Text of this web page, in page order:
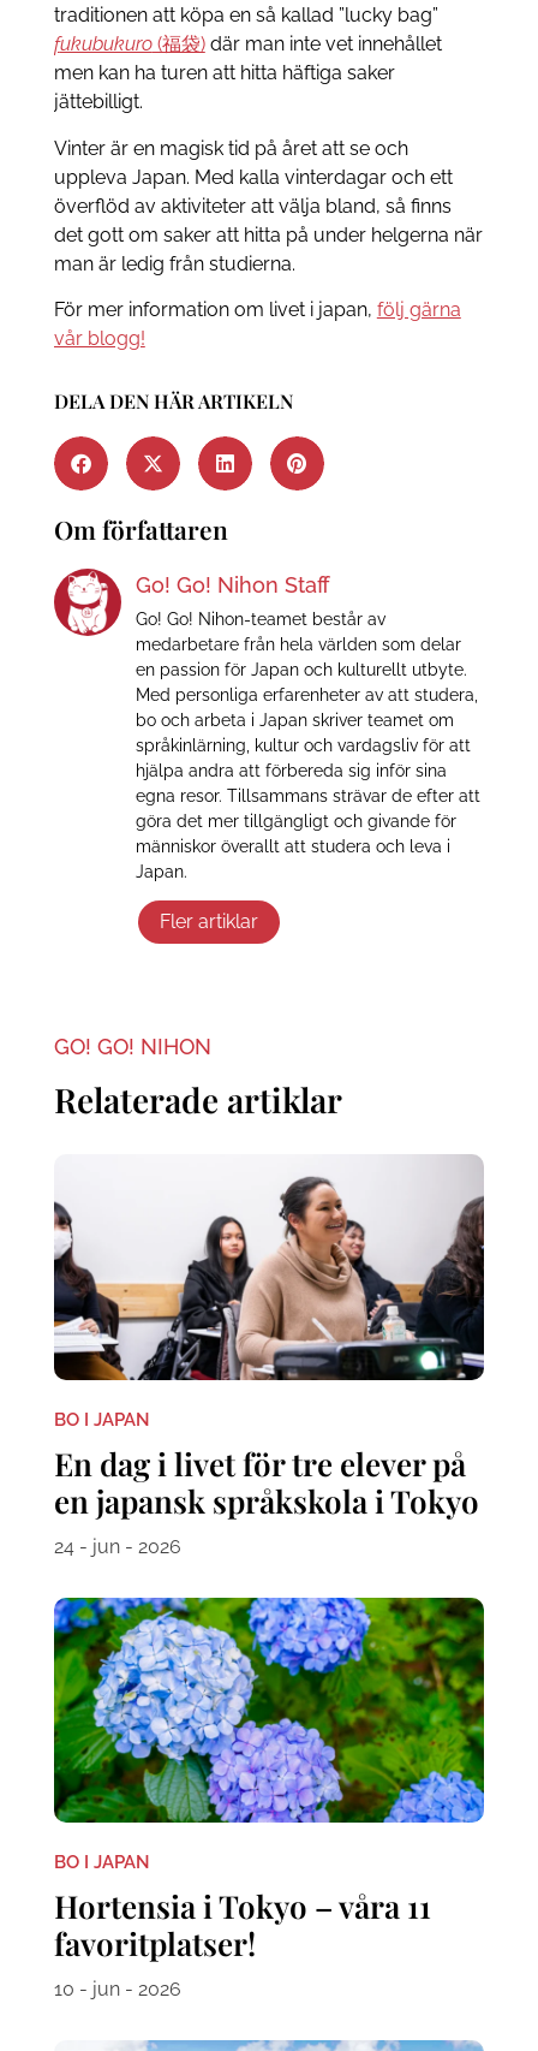
traditionen att köpa en så kallad ”lucky bag”
fukubukuro(福袋)där man inte vet innehållet
men kan ha turen att hitta häftiga saker
jättebilligt.
Vinter är en magisk tid på året att se och
uppleva Japan. Med kalla vinterdagar och ett
överflöd av aktiviteter att välja bland, så finns
det gott om saker att hitta på under helgerna när
man är ledig från studierna.
För mer information om livet i japan, följ gärna
vår blogg!
DELA DEN HÄR ARTIKELN
Om författaren
Go! Go! Nihon Staff
Go! Go! Nihon-teamet består av
medarbetare från hela världen som delar
en passion för Japan och kulturellt utbyte.
Med personliga erfarenheter av att studera,
bo och arbeta i Japan skriver teamet om
språkinlärning, kultur och vardagsliv för att
hjälpa andra att förbereda sig inför sina
egna resor. Tillsammans strävar de efter att
göra det mer tillgängligt och givande för
människor överallt att studera och leva i
Japan.
Fler artiklar
GO! GO! NIHON
Relaterade artiklar
BO I JAPAN
En dag i livet för tre elever på
en japansk språkskola i Tokyo
24 - jun - 2026
BO I JAPAN
Hortensia i Tokyo – våra 11
favoritplatser!
10 - jun - 2026